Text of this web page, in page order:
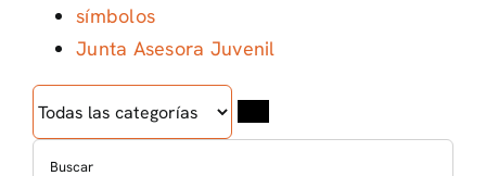
símbolos
Junta Asesora Juvenil